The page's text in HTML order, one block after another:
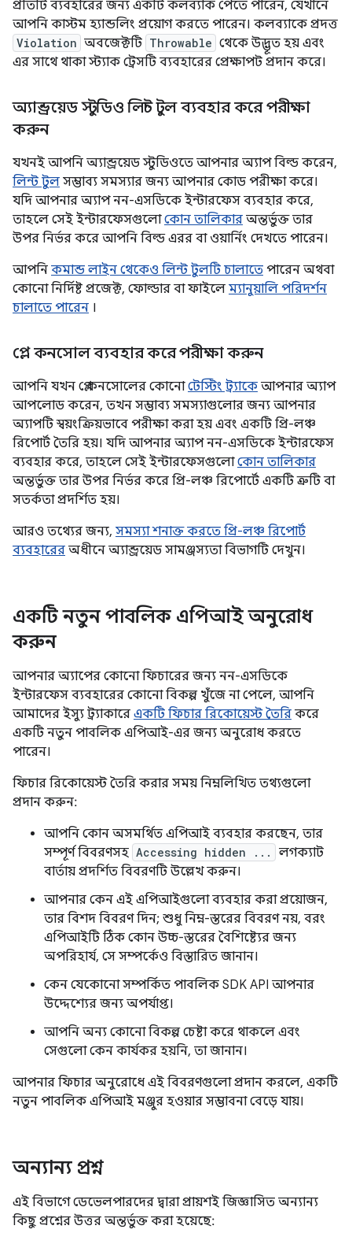
প্রতিটি ব্যবহারের জন্য একটি কলব্যাক পেতে পারেন, যেখানে
আপনি কাস্টম হ্যান্ডলিং প্রয়োগ করতে পারেন। কলব্যাকে প্রদত্ত
Violation অবজেক্টটি Throwable থেকে উদ্ভূত হয় এবং
এর সাথে থাকা স্ট্যাক ট্রেসটি ব্যবহারের প্রেক্ষাপট প্রদান করে।
অ্যান্ড্রয়েড স্টুডিও লিন্ট টুল ব্যবহার করে পরীক্ষা
করুন
যখনই আপনি অ্যান্ড্রয়েড স্টুডিওতে আপনার অ্যাপ বিল্ড করেন,
লিন্ট টুল সম্ভাব্য সমস্যার জন্য আপনার কোড পরীক্ষা করে।
যদি আপনার অ্যাপ নন-এসডিকে ইন্টারফেস ব্যবহার করে,
তাহলে সেই ইন্টারফেসগুলোকোন তালিকার অন্তর্ভুক্ত তার
উপর নির্ভর করে আপনি বিল্ড এরর বা ওয়ার্নিং দেখতে পারেন।
আপনি কমান্ড লাইন থেকেও লিন্ট টুলটি চালাতে পারেন অথবা
কোনো নির্দিষ্ট প্রজেক্ট, ফোল্ডার বা ফাইলে ম্যানুয়ালি পরিদর্শন
চালাতে পারেন ।
প্লে কনসোল ব্যবহার করে পরীক্ষা করুন
আপনি যখন প্লে কনসোলের কোনোটেস্টিং ট্র্যাকে আপনার অ্যাপ
আপলোড করেন, তখন সম্ভাব্য সমস্যাগুলোর জন্য আপনার
অ্যাপটি স্বয়ংক্রিয়ভাবে পরীক্ষা করা হয় এবং একটি প্রি-লঞ্চ
রিপোর্ট তৈরি হয়। যদি আপনার অ্যাপ নন-এসডিকে ইন্টারফেস
ব্যবহার করে, তাহলে সেই ইন্টারফেসগুলোকোন তালিকার
অন্তর্ভুক্ত তার উপর নির্ভর করে প্রি-লঞ্চ রিপোর্টে একটি ত্রুটি বা
সতর্কতা প্রদর্শিত হয়।
আরও তথ্যের জন্য, সমস্যা শনাক্ত করতে প্রি-লঞ্চ রিপোর্ট
ব্যবহারের অধীনে অ্যান্ড্রয়েড সামঞ্জস্যতা বিভাগটি দেখুন।
একটি নতুন পাবলিক এপিআই অনুরোধ
করুন
আপনার অ্যাপের কোনো ফিচারের জন্য নন-এসডিকে
ইন্টারফেস ব্যবহারের কোনো বিকল্প খুঁজে না পেলে, আপনি
আমাদের ইস্যু ট্র্যাকারে একটি ফিচার রিকোয়েস্ট তৈরি করে
একটি নতুন পাবলিক এপিআই-এর জন্য অনুরোধ করতে
পারেন।
ফিচার রিকোয়েস্ট তৈরি করার সময় নিম্নলিখিত তথ্যগুলো
প্রদান করুন:
আপনি কোন অসমর্থিত এপিআই ব্যবহার করছেন, তার
সম্পূর্ণ বিবরণসহ Accessing hidden ...
লগক্যাট
বার্তায় প্রদর্শিত বিবরণটি উল্লেখ করুন।
আপনার কেন এই এপিআইগুলো ব্যবহার করা প্রয়োজন,
তার বিশদ বিবরণ দিন; শুধু নিম্ন-স্তরের বিবরণ নয়, বরং
এপিআইটি ঠিক কোন উচ্চ-স্তরের বৈশিষ্ট্যের জন্য
অপরিহার্য, সে সম্পর্কেও বিস্তারিত জানান।
কেন যেকোনো সম্পর্কিত পাবলিক SDK API আপনার
উদ্দেশ্যের জন্য অপর্যাপ্ত।
আপনি অন্য কোনো বিকল্প চেষ্টা করে থাকলে এবং
সেগুলো কেন কার্যকর হয়নি, তা জানান।
আপনার ফিচার অনুরোধে এই বিবরণগুলো প্রদান করলে, একটি
নতুন পাবলিক এপিআই মঞ্জুর হওয়ার সম্ভাবনা বেড়ে যায়।
অন্যান্য প্রশ্ন
এই বিভাগে ডেভেলপারদের দ্বারা প্রায়শই জিজ্ঞাসিত অন্যান্য
কিছু প্রশ্নের উত্তর অন্তর্ভুক্ত করা হয়েছে: